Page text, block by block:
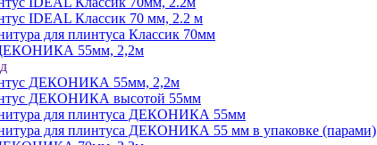
IDEAL Классик 70 мм, 2.2 м
для плинтуса Классик 70мм
55мм, 2,2м
ДЕКОНИКА 55мм, 2,2м
ДЕКОНИКА высотой 55мм
для плинтуса ДЕКОНИКА 55мм
для плинтуса ДЕКОНИКА 55 мм в упаковке (парами)